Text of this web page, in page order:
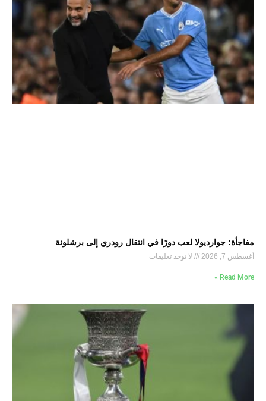
مفاجأة: جوارديولا لعب دورًا في انتقال رودري إلى برشلونة
أغسطس 7, 2026 لا توجد تعليقات
Read More »